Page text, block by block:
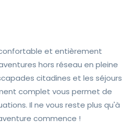
et entièrement
hors réseau en pleine
citadines et les séjours
complet vous permet de
Il ne vous reste plus qu'à
commence !